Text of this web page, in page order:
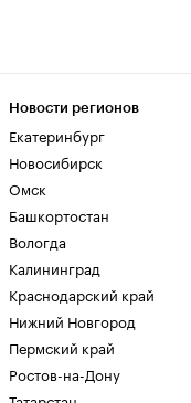
Новости регионов
Екатеринбург
Новосибирск
Омск
Башкортостан
Вологда
Калининград
Краснодарский край
Нижний Новгород
Пермский край
Ростов-на-Дону